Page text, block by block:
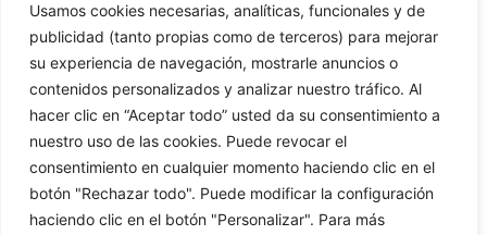
Usamos cookies necesarias, analíticas, funcionales y de
publicidad (tanto propias como de terceros) para mejorar
su experiencia de navegación, mostrarle anuncios o
contenidos personalizados y analizar nuestro tráfico. Al
hacer clic en “Aceptar todo” usted da su consentimiento a
nuestro uso de las cookies. Puede revocar el
consentimiento en cualquier momento haciendo clic en el
botón "Rechazar todo". Puede modificar la configuración
haciendo clic en el botón "Personalizar". Para más
· Política de Privacidad
· Política de Cookies
· Política de Envíos y Devoluciones